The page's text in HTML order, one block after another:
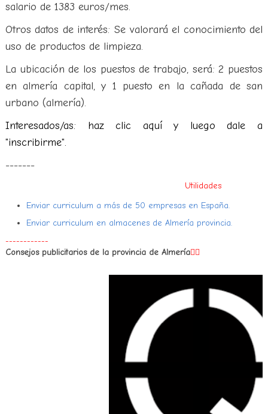
salario de 1383 euros/mes.
Otros datos de interés: Se valorará el conocimiento del
uso de productos de limpieza.
La ubicación de los puestos de trabajo, será: 2 puestos
en almería capital, y 1 puesto en la cañada de san
urbano (almería).
Interesados/as: haz clic aquí y luego dale a
"inscribirme".
-------
Utilidades
Enviar curriculum a más de 50 empresas en España.
Enviar curriculum en almacenes de Almería provincia.
------------
Consejos publicitarios de la provincia de Almería👇🏻